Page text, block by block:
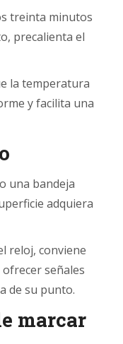
treinta minutos
precalienta el
la temperatura
y facilita una
una bandeja
adquiera
reloj, conviene
señales
de su punto.
marcar